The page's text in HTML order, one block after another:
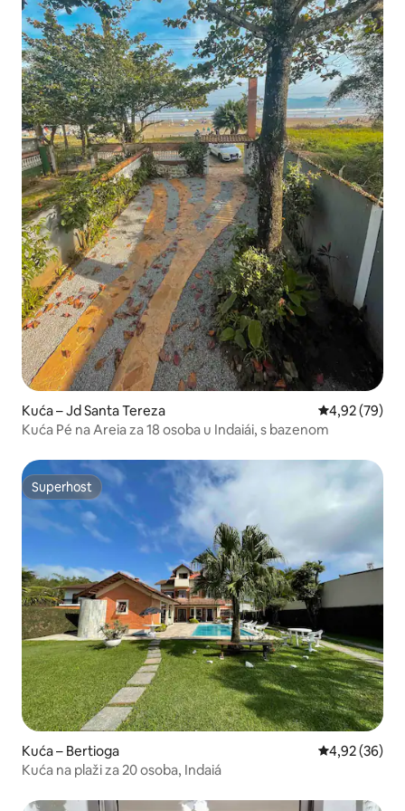
Kuća – Jd Santa Tereza Prosječna
4,92 (79)
Kuća Pé na Areia za 18 osoba u Indaiái, s bazenom
Superhost
Superhost
Kuća – Bertioga Prosječna
4,92 (36)
Kuća na plaži za 20 osoba, Indaiá